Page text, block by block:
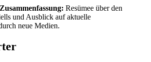
Resümee über den
und Ausblick auf aktuelle
neue Medien.